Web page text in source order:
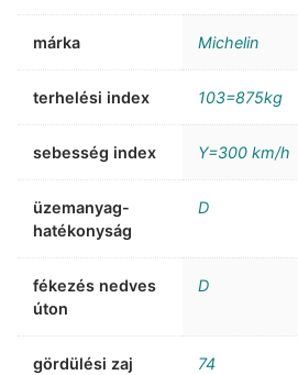
márka Michelin
terhelési index 103=875kg
sebesség index Y=300 km/h
üzemanyag-
hatékonyság
D
fékezés nedves
úton
D
gördülési zaj 74